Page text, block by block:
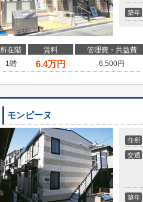
築年
所在階 賃料 管理費・共益費
1階
6.4万円 6,500円
モンピーヌ
住所
交通
築年